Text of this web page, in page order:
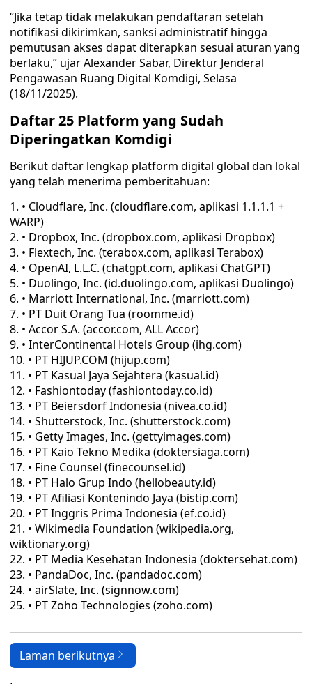
“Jika tetap tidak melakukan pendaftaran setelah
notifikasi dikirimkan, sanksi administratif hingga
pemutusan akses dapat diterapkan sesuai aturan yang
berlaku,” ujar Alexander Sabar, Direktur Jenderal
Pengawasan Ruang Digital Komdigi, Selasa
(18/11/2025).
Daftar 25 Platform yang Sudah
Diperingatkan Komdigi
Berikut daftar lengkap platform digital global dan lokal
yang telah menerima pemberitahuan:
• Cloudflare, Inc. (cloudflare.com, aplikasi 1.1.1.1 +
WARP)
• Dropbox, Inc. (dropbox.com, aplikasi Dropbox)
• Flextech, Inc. (terabox.com, aplikasi Terabox)
• OpenAI, L.L.C. (chatgpt.com, aplikasi ChatGPT)
• Duolingo, Inc. (id.duolingo.com, aplikasi Duolingo)
• Marriott International, Inc. (marriott.com)
• PT Duit Orang Tua (roomme.id)
• Accor S.A. (accor.com, ALL Accor)
• InterContinental Hotels Group (ihg.com)
• PT HIJUP.COM (hijup.com)
• PT Kasual Jaya Sejahtera (kasual.id)
• Fashiontoday (fashiontoday.co.id)
• PT Beiersdorf Indonesia (nivea.co.id)
• Shutterstock, Inc. (shutterstock.com)
• Getty Images, Inc. (gettyimages.com)
• PT Kaio Tekno Medika (doktersiaga.com)
• Fine Counsel (finecounsel.id)
• PT Halo Grup Indo (hellobeauty.id)
• PT Afiliasi Kontenindo Jaya (bistip.com)
• PT Inggris Prima Indonesia (ef.co.id)
• Wikimedia Foundation (wikipedia.org,
wiktionary.org)
• PT Media Kesehatan Indonesia (doktersehat.com)
• PandaDoc, Inc. (pandadoc.com)
• airSlate, Inc. (signnow.com)
• PT Zoho Technologies (zoho.com)
Laman berikutnya